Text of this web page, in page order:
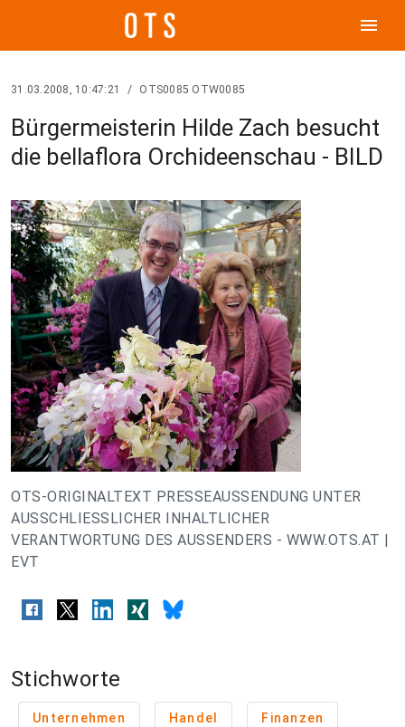
menu
31.03.2008, 10:47:21 / OTS0085 OTW0085
Bürgermeisterin Hilde Zach besucht
die bellaflora Orchideenschau - BILD
OTS-ORIGINALTEXT PRESSEAUSSENDUNG UNTER
AUSSCHLIESSLICHER INHALTLICHER
VERANTWORTUNG DES AUSSENDERS - WWW.OTS.AT |
EVT
Stichworte
Unternehmen Handel Finanzen